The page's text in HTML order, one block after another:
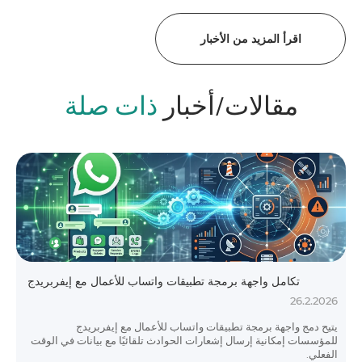
اقرأ المزيد من الأخبار
مقالات/أخبار ذات صلة
تكامل واجهة برمجة تطبيقات واتساب للأعمال مع إيفربريدج
26.2.2026
يتيح دمج واجهة برمجة تطبيقات واتساب للأعمال مع إيفربريدج
للمؤسسات إمكانية إرسال إشعارات الحوادث تلقائيًا مع بيانات في الوقت
الفعلي.